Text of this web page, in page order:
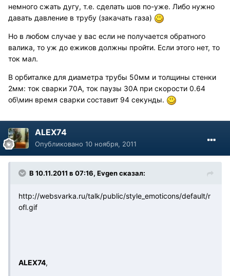
немного сжать дугу, т.е. сделать шов по-уже. Либо нужно
давать давление в трубу (закачать газа)
Но в любом случае у вас если не получается обратного
валика, то уж до ежиков должны пройти. Если этого нет, то
ток мал.
В орбиталке для диаметра трубы 50мм и толщины стенки
2мм: ток сварки 70А, ток паузы 30А при скорости 0.64
об\мин время сварки составит 94 секунды.
ALEX74
Опубликовано 10 ноября, 2011
В 10.11.2011 в 07:16, Evgen сказал:
http://websvarka.ru/talk/public/style_emoticons/default/r
ofl.gif
ALEX74,